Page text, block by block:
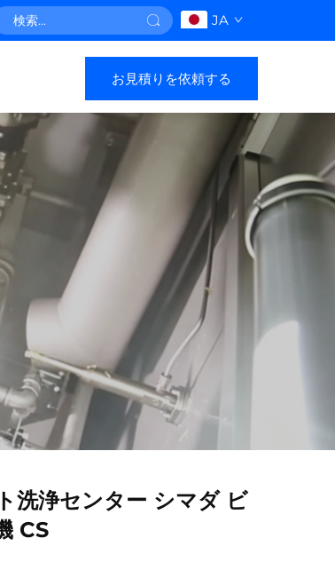
JA
お見積りを依頼する
洗浄センター シマダ ビ
CS